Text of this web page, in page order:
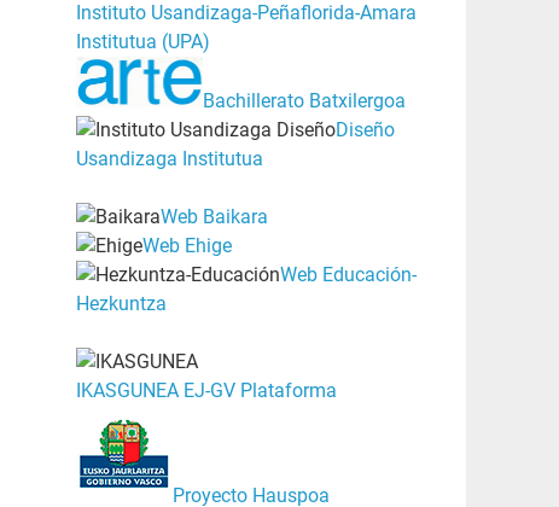
Instituto Usandizaga-Peñaflorida-Amara
Institutua (UPA)
Bachillerato Batxilergoa
Diseño
Usandizaga Institutua
Web Baikara
Web Ehige
Web Educación-
Hezkuntza
IKASGUNEA EJ-GV Plataforma
Proyecto Hauspoa